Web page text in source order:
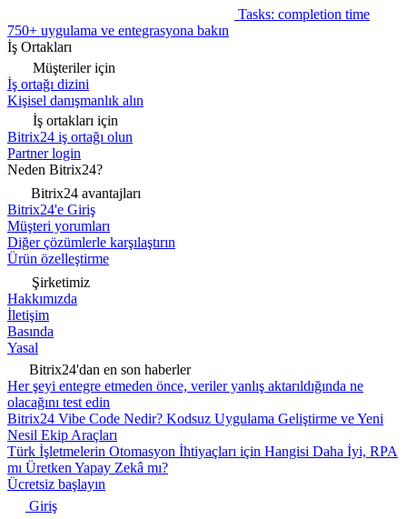
Tasks: completion time
750+ uygulama ve entegrasyona bakın
İş Ortakları
Müşteriler için
İş ortağı dizini
Kişisel danışmanlık alın
İş ortakları için
Bitrix24 iş ortağı olun
Partner login
Neden Bitrix24?
Bitrix24 avantajları
Bitrix24'e Giriş
Müşteri yorumları
Diğer çözümlerle karşılaştırın
Ürün özelleştirme
Şirketimiz
Hakkımızda
İletişim
Basında
Yasal
Bitrix24'dan en son haberler
Her şeyi entegre etmeden önce, veriler yanlış aktarıldığında ne
olacağını test edin
Bitrix24 Vibe Code Nedir? Kodsuz Uygulama Geliştirme ve Yeni
Nesil Ekip Araçları
Türk İşletmelerin Otomasyon İhtiyaçları için Hangisi Daha İyi, RPA
mı Üretken Yapay Zekâ mı?
Ücretsiz başlayın
Giriş